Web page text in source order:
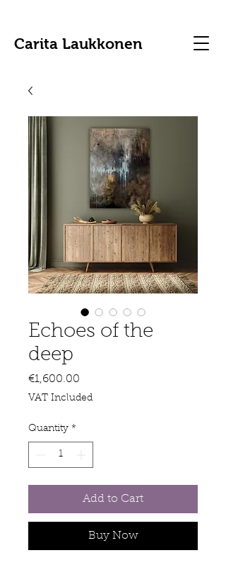
Carita Laukkonen
Echoes of the
deep
€1,600.00
VAT Included
Quantity *
Add to Cart
Buy Now